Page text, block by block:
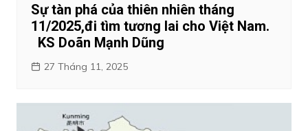
Sự tàn phá của thiên nhiên tháng
11/2025,đi tìm tương lai cho Việt Nam.
KS Doãn Mạnh Dũng
27 Tháng 11, 2025